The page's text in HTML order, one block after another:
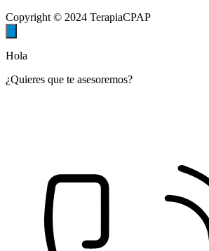
Copyright © 2024 TerapiaCPAP
Hola
¿Quieres que te asesoremos?